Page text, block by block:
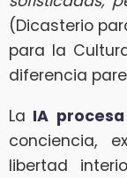
(Dicasterio
para la
diferencia
La IA
conciencia,
libertad